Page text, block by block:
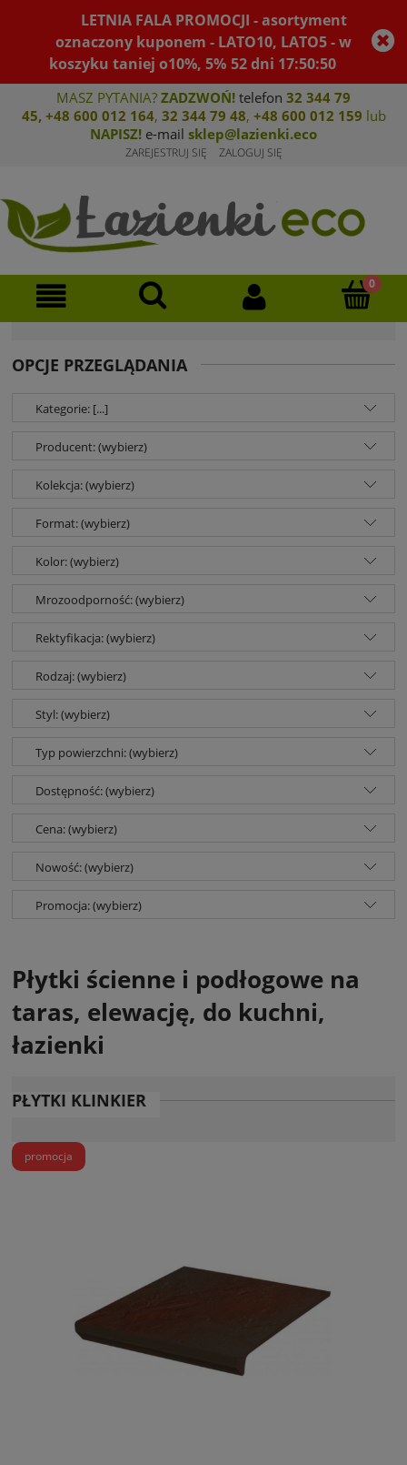
LETNIA FALA PROMOCJI - asortyment
oznaczony kuponem - LATO10, LATO5 - w
koszyku taniej o10%, 5% 52dni 17:50:49
MASZ PYTANIA? ZADZWOŃ! telefon 32 344 79
45, +48 600 012 164, 32 344 79 48, +48 600 012 159 lub
NAPISZ! e-mail sklep@lazienki.eco
ZAREJESTRUJ SIĘ ZALOGUJ SIĘ
OPCJE PRZEGLĄDANIA
Kategorie: [...]
Producent: (wybierz)
Kolekcja: (wybierz)
Format: (wybierz)
Kolor: (wybierz)
Mrozoodporność: (wybierz)
Rektyfikacja: (wybierz)
Rodzaj: (wybierz)
Styl: (wybierz)
Typ powierzchni: (wybierz)
Dostępność: (wybierz)
Cena: (wybierz)
Nowość: (wybierz)
Promocja: (wybierz)
Płytki ścienne i podłogowe na
taras, elewację, do kuchni,
łazienki
PŁYTKI KLINKIER
promocja